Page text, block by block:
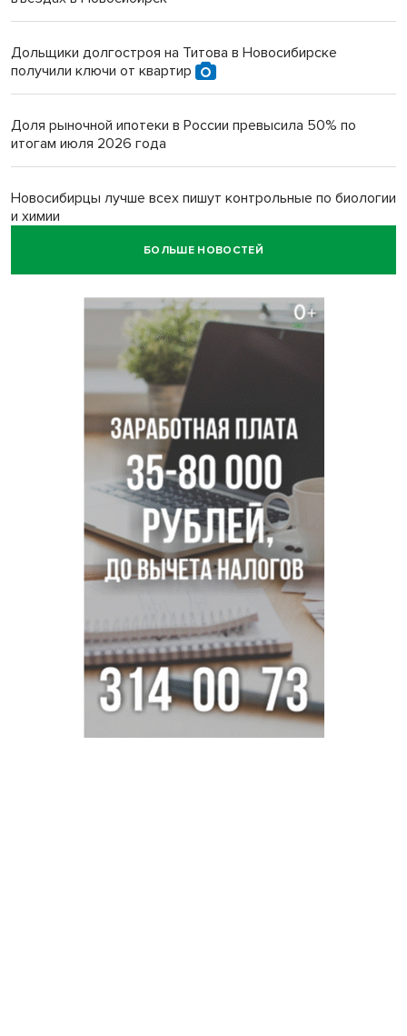
Дольщики долгостроя на Титова в Новосибирске
получили ключи от квартир
Доля рыночной ипотеки в России превысила 50% по
итогам июля 2026 года
Новосибирцы лучше всех пишут контрольные по биологии
и химии
БОЛЬШЕ НОВОСТЕЙ